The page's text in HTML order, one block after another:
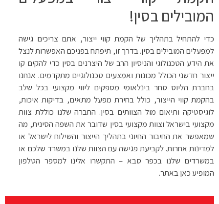
המובילים בסין!
כדי להתחיל בתהליך של הקמת קווי ייצור, אתם צריכים גישה
למפעלים המובילים בסין. בדרך זו, תיפתח בפניכם האפשרות לנצל
את הידע הטכנולוגי והניסיון הרב של היצרנים בסין כדי להקים קו
ייצור חדשני הכולל מכונות ואמצעים טכנולוגיים מתקדמים. אנחנו
בחברת הליוס סחר בינלאומי מספקים ליווי מקצועי בכל שלב
בהקמת קווי הייצור, כולל בחירת מפעל מתאים, בדיקות איכות,
לוגיסטיקה ותיאום מול הצוותים בסין. החברה שלנו כוללת צוות
מקצועי בישראל וצוות מקצועי בסין שדובר את השפה הסינית, מה
שמאפשר את החיבור החיוני בתהליך הייצור והשילוח לישראל או
למדינות אחרות. לקביעת פגישה עם הצוות שלנו במשרד שלכם או
במשרדים שלנו בכפר סבא – התקשרו אלינו למספר הטלפון
המופיע כאן באתר.